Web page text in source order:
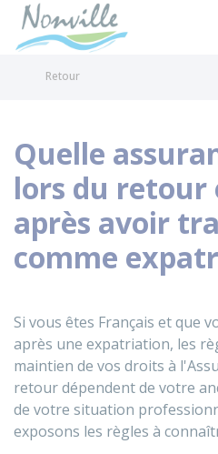
Retour
Quelle
lors du retour
après avoir
comme
Si vous êtes Français et que
après une expatriation, les
maintien de vos droits à
retour dépendent de votre
de votre situation
exposons les règles à